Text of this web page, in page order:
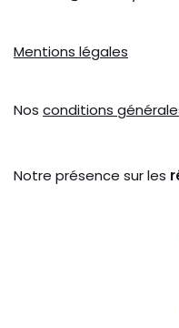
Mentions légales
Nos conditions
Notre présence sur les